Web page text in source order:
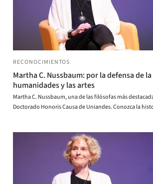
RECONOCIMIENTOS
Martha C. Nussbaum: por la defensa de
humanidades y las artes
Martha C. Nussbaum, una de las filósofas más
Doctorado Honoris Causa de Uniandes. Conozca la